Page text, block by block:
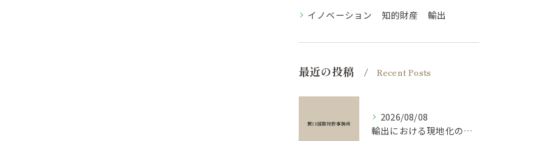
イノベーション 知的財産 輸出
最近の投稿 Recent Posts
2026/08/08
輸出における現地化の実践方法と技術開発を成功に導く弁理士活用のポイント